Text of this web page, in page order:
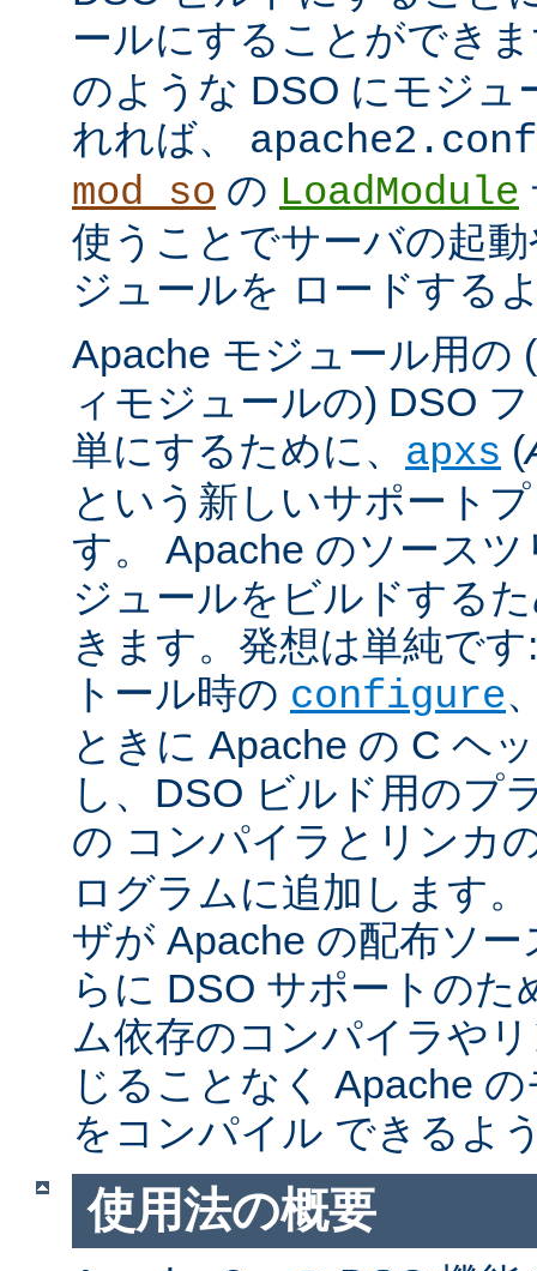
ールにすることができ
のような DSO にモジュ
れれば、 apache2.conf
mod_so の LoadModule
使うことでサーバの起
ジュールを ロードする
Apache モジュール用の
ィモジュールの) DSO
単にするために、 apxs (
という新しいサポート
す。 Apache のソースツ
ジュールをビルドする
きます。発想は単純で
トール時の configure
ときに Apache の C ヘ
し、DSO ビルド用のプ
の コンパイラとリンカ
ログラムに追加します
ザが Apache の配布ソ
らに DSO サポートの
ム依存のコンパイラや
じることなく Apache
をコンパイル できるよ
使用法の概要